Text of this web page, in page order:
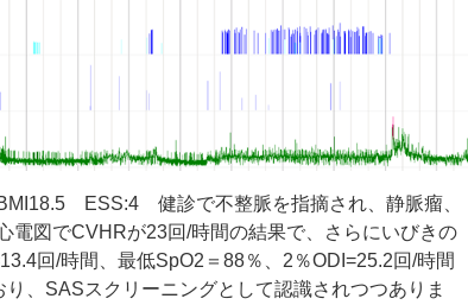
ESS:4 健診で不整脈を指摘され、静脈瘤、
電図でCVHRが23回/時間の結果で、さらにいびきの
回/時間、最低SpO2 ＝ 88％、 2 ％ODI=25.2回/時間
、 SASスクリーニングとして認識されつつありま